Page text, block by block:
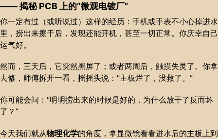
—— 揭秘 PCB 上的“微观电镀厂”
你一定有过（或听说过）这样的经历：手机或手表不小心掉进水
里，捞出来擦干后，发现还能开机，甚至一切正常。你庆幸自己
运气好。
然而，三天后，它突然黑屏了；或者两周后，触摸失灵了。你拿
去修，师傅拆开一看，摇摇头说：“主板烂了，没救了。”
你可能会问：“明明捞出来的时候是好的，为什么放干了反而坏
了？”
今天我们就从物理化学的角度，拿显微镜看看进水后的主板上到